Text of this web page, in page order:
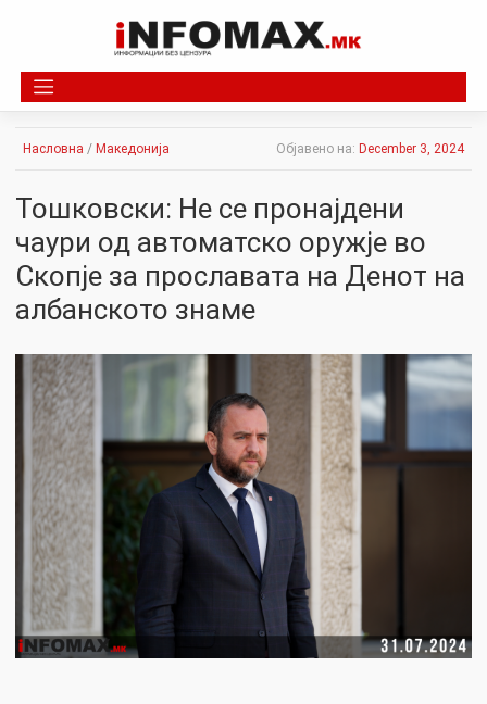
Насловна / Македонија Објавено на: December 3, 2024
Тошковски: Не се пронајдени
чаури од автоматско оружје во
Скопје за прославата на Денот на
албанското знаме